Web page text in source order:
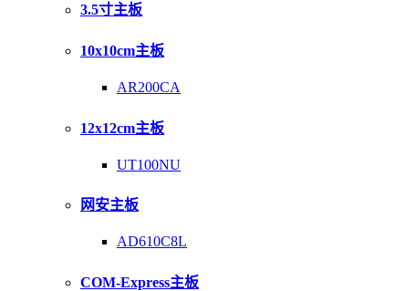
3.5寸主板
10x10cm主板
AR200CA
12x12cm主板
UT100NU
网安主板
AD610C8L
COM-Express主板